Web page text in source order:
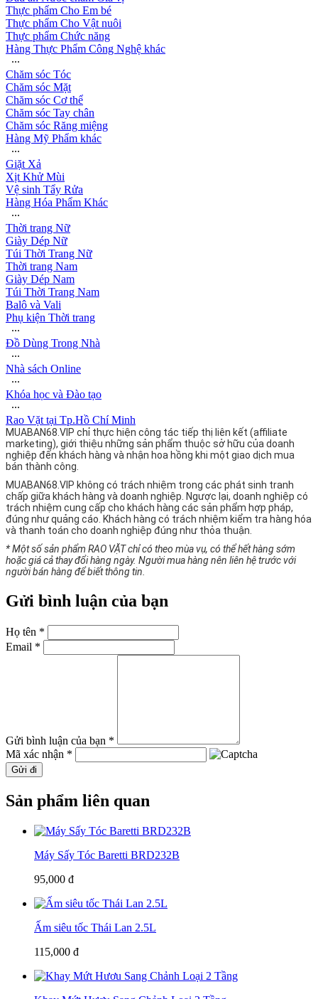
Thực phẩm Cho Em bé
Thực phẩm Cho Vật nuôi
Thực phẩm Chức năng
Hàng Thực Phẩm Công Nghệ khác
∙∙∙
Chăm sóc Tóc
Chăm sóc Mặt
Chăm sóc Cơ thể
Chăm sóc Tay chân
Chăm sóc Răng miệng
Hàng Mỹ Phẩm khác
∙∙∙
Giặt Xả
Xịt Khử Mùi
Vệ sinh Tẩy Rửa
Hàng Hóa Phẩm Khác
∙∙∙
Thời trang Nữ
Giày Dép Nữ
Túi Thời Trang Nữ
Thời trang Nam
Giày Dép Nam
Túi Thời Trang Nam
Balô và Vali
Phụ kiện Thời trang
∙∙∙
Đồ Dùng Trong Nhà
∙∙∙
Nhà sách Online
∙∙∙
Khóa học và Đào tạo
∙∙∙
Rao Vặt tại Tp.Hồ Chí Minh
MUABAN68.VIP chỉ thực hiện công tác tiếp thị liên kết (affiliate
marketing), giới thiệu những sản phẩm thuộc sở hữu của doanh
nghiệp đến khách hàng và nhận hoa hồng khi một giao dịch mua
bán thành công.
MUABAN68.VIP không có trách nhiệm trong các phát sinh tranh
chấp giữa khách hàng và doanh nghiệp. Ngược lại, doanh nghiệp có
trách nhiệm cung cấp cho khách hàng các sản phẩm hợp pháp,
đúng như quảng cáo. Khách hàng có trách nhiệm kiểm tra hàng hóa
và thanh toán cho doanh nghiệp đúng như thỏa thuận.
* Một số sản phẩm RAO VẶT chỉ có theo mùa vụ, có thể hết hàng sớm
hoặc giá cả thay đổi hàng ngày. Người mua hàng nên liên hệ trước với
người bán hàng để biết thông tin.
Gửi bình luận của bạn
Họ tên *
Email *
Gửi bình luận của bạn *
Mã xác nhận *
Gửi đi
Sản phẩm liên quan
Máy Sấy Tóc Baretti BRD232B
95,000 đ
Ấm siêu tốc Thái Lan 2.5L
115,000 đ